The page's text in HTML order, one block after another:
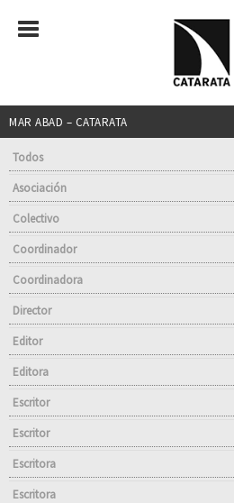
MAR ABAD – CATARATA
Todos
Asociación
Colectivo
Coordinador
Coordinadora
Director
Editor
Editora
Escritor
Escritor
Escritora
Escritora